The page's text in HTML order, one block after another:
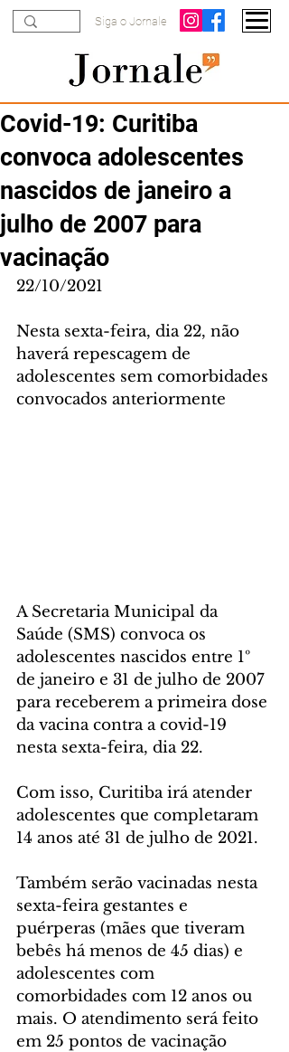
Siga o Jornale
Covid-19: Curitiba
convoca adolescentes
nascidos de janeiro a
julho de 2007 para
vacinação
22/10/2021
Nesta sexta-feira, dia 22, não
haverá repescagem de
adolescentes sem comorbidades
convocados anteriormente
A Secretaria Municipal da
Saúde (SMS) convoca os
adolescentes nascidos entre 1º
de janeiro e 31 de julho de 2007
para receberem a primeira dose
da vacina contra a covid-19
nesta sexta-feira, dia 22.
Com isso, Curitiba irá atender
adolescentes que completaram
14 anos até 31 de julho de 2021.
Também serão vacinadas nesta
sexta-feira gestantes e
puérperas (mães que tiveram
bebês há menos de 45 dias) e
adolescentes com
comorbidades com 12 anos ou
mais. O atendimento será feito
em 25 pontos de vacinação